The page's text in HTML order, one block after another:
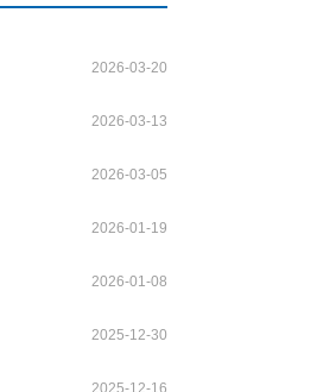
2026-03-20
2026-03-13
2026-03-05
2026-01-19
2026-01-08
2025-12-30